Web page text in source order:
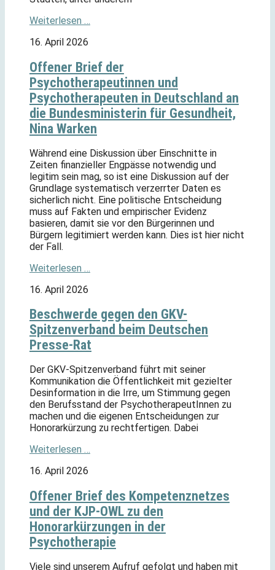
Weiterlesen …
16. April 2026
Offener Brief der
Psychotherapeutinnen und
Psychotherapeuten in Deutschland an
die Bundesministerin für Gesundheit,
Nina Warken
Während eine Diskussion über Einschnitte in
Zeiten finanzieller Engpässe notwendig und
legitim sein mag, so ist eine Diskussion auf der
Grundlage systematisch verzerrter Daten es
sicherlich nicht. Eine politische Entscheidung
muss auf Fakten und empirischer Evidenz
basieren, damit sie vor den Bürgerinnen und
Bürgern legitimiert werden kann. Dies ist hier nicht
der Fall.
Weiterlesen …
16. April 2026
Beschwerde gegen den GKV-
Spitzenverband beim Deutschen
Presse-Rat
Der GKV-Spitzenverband führt mit seiner
Kommunikation die Öffentlichkeit mit gezielter
Desinformation in die Irre, um Stimmung gegen
den Berufsstand der PsychotherapeutInnen zu
machen und die eigenen Entscheidungen zur
Honorarkürzung zu rechtfertigen. Dabei
Weiterlesen …
16. April 2026
Offener Brief des Kompetenznetzes
und der KJP-OWL zu den
Honorarkürzungen in der
Psychotherapie
Viele sind unserem Aufruf gefolgt und haben mit